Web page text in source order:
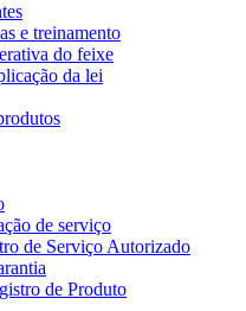
e treinamento
do feixe
da lei
de serviço
de Serviço Autorizado
de Produto